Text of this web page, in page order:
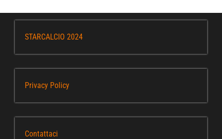
STARCALCIO 2024
Privacy Policy
Contattaci